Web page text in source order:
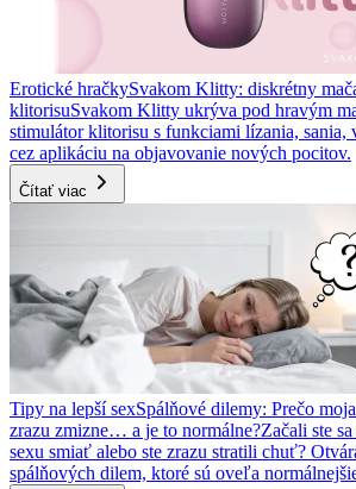
Erotické hračkySvakom Klitty: diskrétny
klitorisuSvakom Klitty ukrýva pod hravým
stimulátor klitorisu s funkciami lízania, sania,
cez aplikáciu na objavovanie nových pocitov.
Čítať viac
Tipy na lepší sexSpálňové dilemy: Prečo
zrazu zmizne… a je to normálne?Začali ste
sexu smiať alebo ste zrazu stratili chuť?
spálňových dilem, ktoré sú oveľa